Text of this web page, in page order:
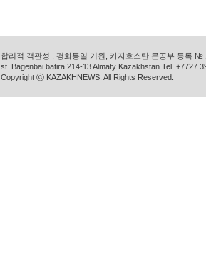
합리적 객관성 , 평화통일 기원, 카자흐스탄 문공부 등록
st. Bagenbai batira 214-13 Almaty Kazakhstan Tel. +7727
Copyright ⓒ KAZAKHNEWS. All Rights Reserved.